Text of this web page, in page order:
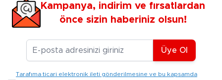
Kampanya, indirim ve fırsatlardan
önce sizin haberiniz olsun!
E-posta Adresiniz
Üye Ol
Tarafıma ticari elektronik ileti gönderilmesine ve bu kapsamda